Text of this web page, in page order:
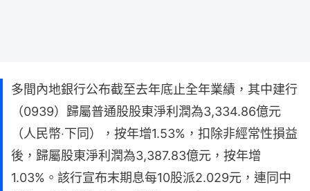
多間內地銀行公布截至去年底止全年業績，其中建行
（0939）歸屬普通股股東淨利潤為3,334.86億元
（人民幣‧下同），按年增1.53%，扣除非經常性損益
後，歸屬股東淨利潤為3,387.83億元，按年增
1.03%。該行宣布末期息每10股派2.029元，連同中